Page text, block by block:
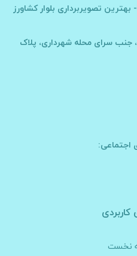
بهترین تصویربرداری بلوار کشاورز
جنب سرای محله شهرداری، پلاک
اجتماعی:
نخست